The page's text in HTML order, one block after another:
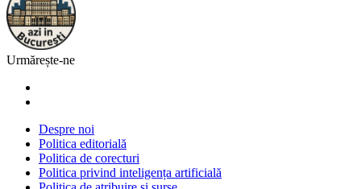
Urmărește-ne
Despre noi
Politica editorială
Politica de corecturi
Politica privind inteligența artificială